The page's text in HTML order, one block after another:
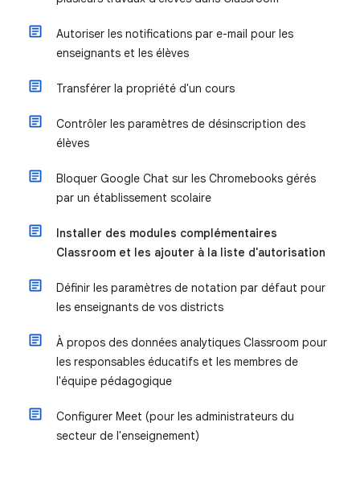
Autoriser les notifications par e-mail pour les
enseignants et les élèves
Transférer la propriété d'un cours
Contrôler les paramètres de désinscription des
élèves
Bloquer Google Chat sur les Chromebooks gérés
par un établissement scolaire
Installer des modules complémentaires
Classroom et les ajouter à la liste d'autorisation
Définir les paramètres de notation par défaut pour
les enseignants de vos districts
À propos des données analytiques Classroom pour
les responsables éducatifs et les membres de
l'équipe pédagogique
Configurer Meet (pour les administrateurs du
secteur de l'enseignement)